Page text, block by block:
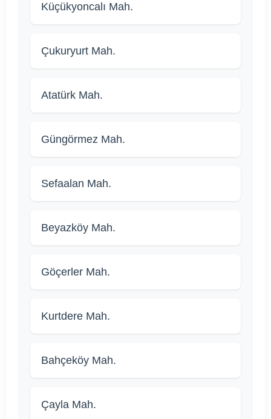
Küçükyoncalı Mah.
Çukuryurt Mah.
Atatürk Mah.
Güngörmez Mah.
Sefaalan Mah.
Beyazköy Mah.
Göçerler Mah.
Kurtdere Mah.
Bahçeköy Mah.
Çayla Mah.